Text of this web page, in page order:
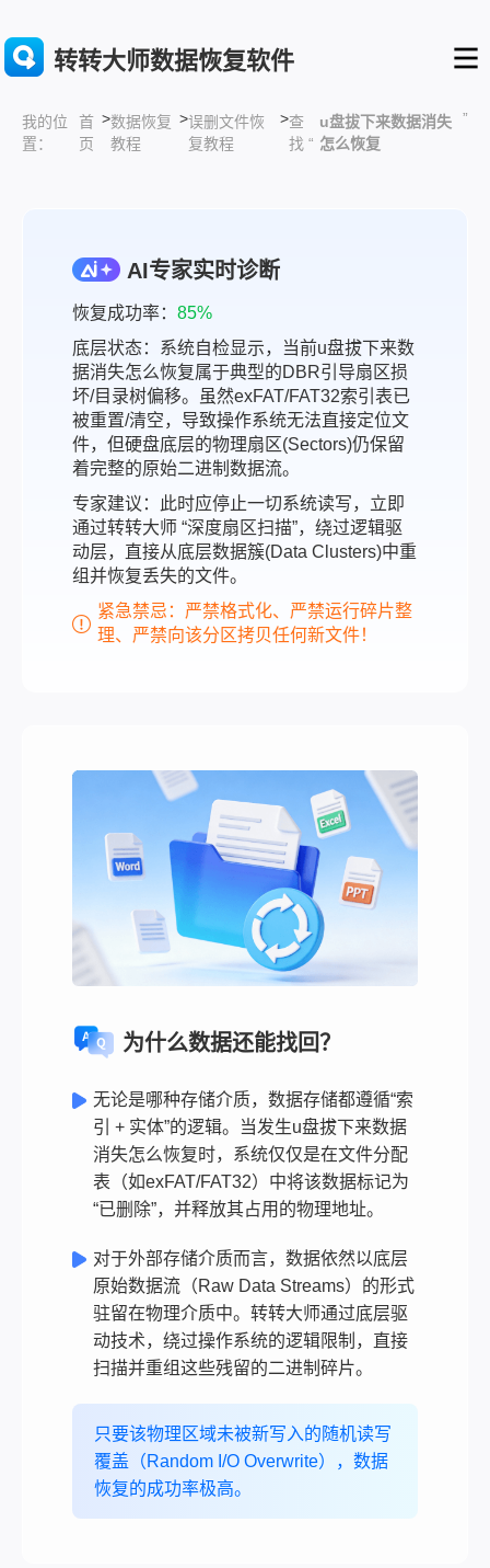
转转大师数据恢复软件
我的位
置：
首
页
>数据恢复
教程
>误删文件恢
复教程
>查
找 “
u盘拔下来数据消失
怎么恢复
”
AI专家实时诊断
恢复成功率： 85%
底层状态：系统自检显示，当前u盘拔下来数
据消失怎么恢复属于典型的DBR引导扇区损
坏/目录树偏移。虽然exFAT/FAT32索引表已
被重置/清空，导致操作系统无法直接定位文
件，但硬盘底层的物理扇区(Sectors)仍保留
着完整的原始二进制数据流。
专家建议：此时应停止一切系统读写，立即
通过转转大师 “深度扇区扫描”，绕过逻辑驱
动层，直接从底层数据簇(Data Clusters)中重
组并恢复丢失的文件。
紧急禁忌：严禁格式化、严禁运行碎片整
理、严禁向该分区拷贝任何新文件！
为什么数据还能找回？
无论是哪种存储介质，数据存储都遵循“索
引 + 实体”的逻辑。当发生u盘拔下来数据
消失怎么恢复时，系统仅仅是在文件分配
表（如exFAT/FAT32）中将该数据标记为
“已删除”，并释放其占用的物理地址。
对于外部存储介质而言，数据依然以底层
原始数据流（Raw Data Streams）的形式
驻留在物理介质中。转转大师通过底层驱
动技术，绕过操作系统的逻辑限制，直接
扫描并重组这些残留的二进制碎片。
只要该物理区域未被新写入的随机读写
覆盖（Random I/O Overwrite），数据
恢复的成功率极高。